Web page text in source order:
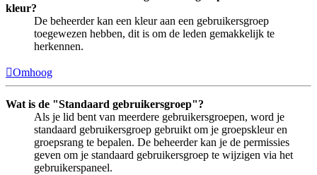
kleur?
De beheerder kan een kleur aan een gebruikersgroep
toegewezen hebben, dit is om de leden gemakkelijk te
herkennen.
Omhoog
Wat is de "Standaard gebruikersgroep"?
Als je lid bent van meerdere gebruikersgroepen, word je
standaard gebruikersgroep gebruikt om je groepskleur en
groepsrang te bepalen. De beheerder kan je de permissies
geven om je standaard gebruikersgroep te wijzigen via het
gebruikerspaneel.